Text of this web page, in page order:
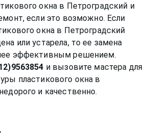
окна в Петроградский и
если это возможно. Если
окна в Петроградский
или устарела, то ее замена
эффективным решением.
и вызовите мастера для
пластикового окна в